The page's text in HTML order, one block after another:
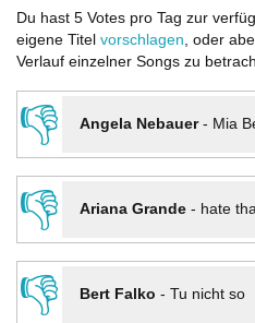
Du hast 5 Votes pro Tag zur
eigene Titel vorschlagen, oder
Verlauf einzelner Songs zu
👎 Angela Nebauer- Mia
👎
Ariana Grande- hate
👎
Bert Falko - Tu nicht so